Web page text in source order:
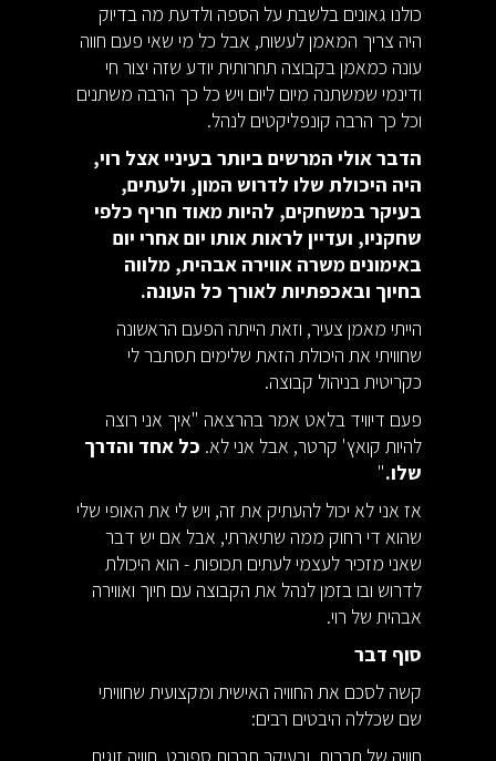
כולנו גאונים בלשבת על הספה ולדעת מה בדיוק
היה צריך המאמן לעשות, אבל כל מי שאי פעם חווה
עונה כמאמן בקבוצה תחרותית יודע שזה יצור חי
ודינמי שמשתנה מיום ליום ויש כל כך הרבה משתנים
וכל כך הרבה קונפליקטים לנהל.
הדבר אולי המרשים ביותר בעיניי אצל רוי,
היה היכולת שלו לדרוש המון, ולעתים,
בעיקר במשחקים, להיות מאוד חריף כלפי
שחקניו, ועדיין לראות אותו יום אחרי יום
באימונים משרה אווירה אבהית, מלווה
בחיוך ובאכפתיות לאורך כל העונה.
הייתי מאמן צעיר, וזאת הייתה הפעם הראשונה
שחוויתי את היכולת הזאת שלימים תסתבר לי
כקריטית בניהול קבוצה.
פעם דיוויד בלאט אמר בהרצאה "איך אני רוצה
להיות קואץ' קרטר, אבל אני לא. כל אחד והדרך
שלו."
אז אני לא יכול להעתיק את זה, ויש לי את האופי שלי
שהוא די רחוק ממה שתיארתי, אבל אם יש דבר
שאני מזכיר לעצמי לעתים תכופות - הוא היכולת
לדרוש ובו בזמן לנהל את הקבוצה עם חיוך ואווירה
אבהית של רוי.
סוף דבר
קשה לסכם את החוויה האישית ומקצועית שחוויתי
שם שכללה היבטים רבים: